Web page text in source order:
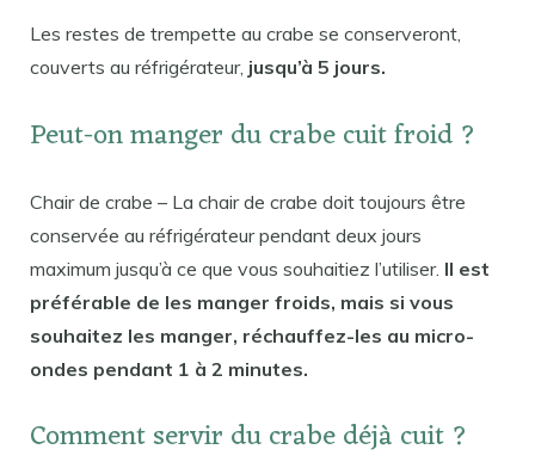
Les restes de trempette au crabe se conserveront,
couverts au réfrigérateur, jusqu’à 5 jours.
Peut-on manger du crabe cuit froid ?
Chair de crabe – La chair de crabe doit toujours être
conservée au réfrigérateur pendant deux jours
maximum jusqu’à ce que vous souhaitiez l’utiliser. Il est
préférable de les manger froids, mais si vous
souhaitez les manger, réchauffez-les au micro-
ondes pendant 1 à 2 minutes.
Comment servir du crabe déjà cuit ?